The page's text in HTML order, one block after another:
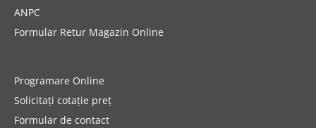
ANPC
Formular Retur Magazin Online
Programare Online
Solicitați cotație preț
Formular de contact